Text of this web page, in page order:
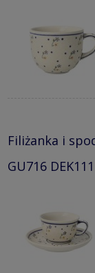
Filiżanka i
GU716 DEK111